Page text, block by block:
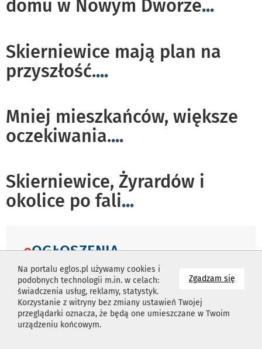
Zgadzam się
Na portalu eglos.pl używamy cookies i
podobnych technologii m.in. w celach:
świadczenia usług, reklamy, statystyk.
Korzystanie z witryny bez zmiany ustawień Twojej
przeglądarki oznacza, że będą one umieszczane w Twoim
urządzeniu końcowym.
domu w Nowym Dworze...
Skierniewice mają plan na
przyszłość....
Mniej mieszkańców, większe
oczekiwania....
Skierniewice, Żyrardów i
okolice po fali...
eOGŁOSZENIA
Już teraz możesz dodać ogłoszenie w cenie tylko 5,00 zł
za tydzień - POZNAJ NOWE OGŁOSZENIA